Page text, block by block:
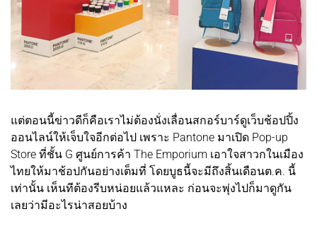
แต่ตอนนี้ข่าวดีก็คือเราไม่ต้องนั่งเลื่อนสกอร์บาร์ดูเว็บช้อปปิ้ง
ออนไลน์ให้เจ็บใจอีกต่อไป เพราะ Pantone มาเปิด Pop-up
Store ที่ชั้น G ศูนย์การค้า The Emporium เอาใจสาวกในเมือง
ไทยให้มาช้อปกันอย่างเต็มที่ โดยบูธนี้จะมีถึงสิ้นเดือนต.ค. นี้
เท่านั้น เห็นทีต้องรีบหน่อยแล้วแหละ ก่อนจะพุ่งไปก็มาดูกัน
เลยว่ามีอะไรน่าสอยบ้าง